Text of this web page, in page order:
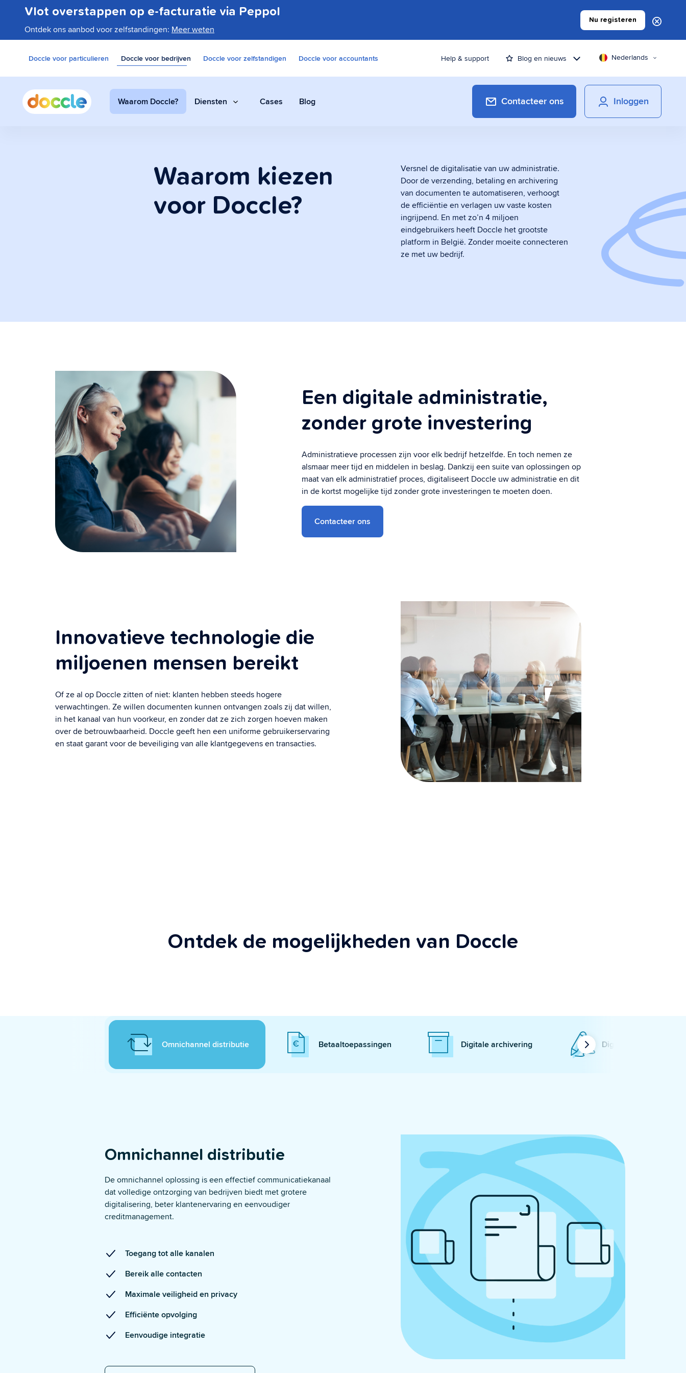
Vlot overstappen op e-facturatie via Peppol
Ontdek ons aanbod voor zelfstandingen: Meer weten
Nu registeren
Doccle voor particulieren Doccle voor bedrijven Doccle voor zelfstandigen Doccle voor accountants Help & support Blog en nieuws Nederlands
Waarom Doccle? Diensten
Verzend via alle kanalen met slechts 1
applicatie
Betaaltoepassingen
Naar een efficiënter facturatieproces
Digitaal ondertekenen &
tekenen van documenten
Laat klanten snel en efficiënt via Doccle
Aangetekende zendingen
Cases Blog Contacteer ons Inloggen
Waarom kiezen
voor Doccle?
Versnel de digitalisatie van uw administratie.
Door de verzending, betaling en archivering
van documenten te automatiseren, verhoogt
de efficiëntie en verlagen uw vaste kosten
ingrijpend. En met zo’n 4 miljoen
eindgebruikers heeft Doccle het grootste
platform in België. Zonder moeite connecteren
ze met uw bedrijf.
Een digitale administratie,
zonder grote investering
Administratieve processen zijn voor elk bedrijf hetzelfde. En toch nemen ze
alsmaar meer tijd en middelen in beslag. Dankzij een suite van oplossingen op
maat van elk administratief proces, digitaliseert Doccle uw administratie en dit
in de kortst mogelijke tijd zonder grote investeringen te moeten doen.
Contacteer ons
Innovatieve technologie die
miljoenen mensen bereikt
Of ze al op Doccle zitten of niet: klanten hebben steeds hogere
verwachtingen. Ze willen documenten kunnen ontvangen zoals zij dat willen,
in het kanaal van hun voorkeur, en zonder dat ze zich zorgen hoeven maken
over de betrouwbaarheid. Doccle geeft hen een uniforme gebruikerservaring
en staat garant voor de beveiliging van alle klantgegevens en transacties.
Ontdek de mogelijkheden van Doccle
Omnichannel distributie Betaaltoepassingen Digitale archivering Digitaal ondertekenen
Omnichannel distributie
Deomnichannel oplossing is een effectief communicatiekanaal
dat volledigeontzorging van bedrijven biedt met grotere
digitalisering, beter klantenervaring en eenvoudiger
creditmanagement.
Toegang tot alle kanalen
Bereik alle contacten
Maximale veiligheid en privacy
Efficiënte opvolging
Eenvoudige integratie